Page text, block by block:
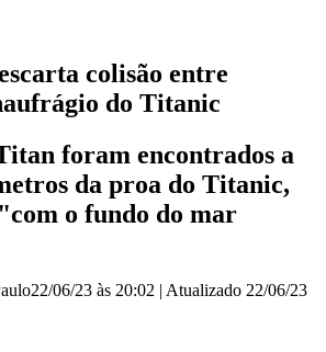
colisão entre
do Titanic
foram encontrados a
da proa do Titanic,
o fundo do mar
22/06/23 às 20:02 | Atualizado 22/06/23